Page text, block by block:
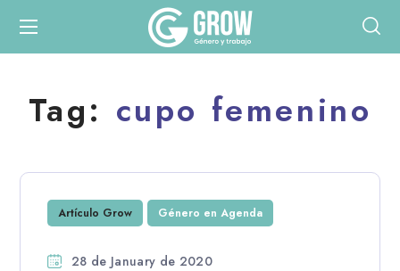
Tag: cupo femenino
Artículo Grow Género en Agenda
28 de January de 2020